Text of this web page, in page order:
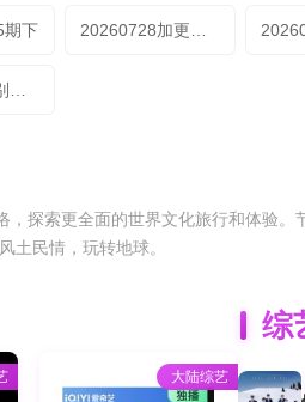
期下
探索更全面的世界文化旅行和体验
土民情，玩转地球。
大陆综艺
综